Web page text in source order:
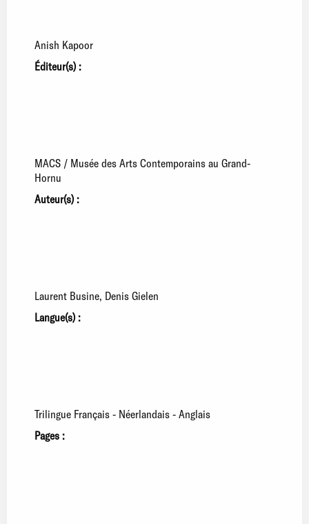
Anish Kapoor
Éditeur(s) :
MACS / Musée des Arts Contemporains au Grand-
Hornu
Auteur(s) :
Laurent Busine Denis Gielen
Langue(s) :
Trilingue Français - Néerlandais - Anglais
Pages :